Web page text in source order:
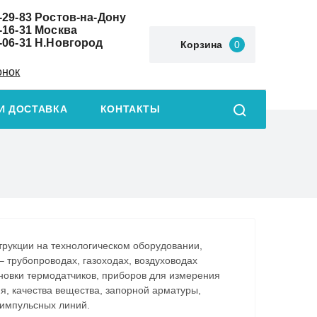
29-83Ростов-на-Дону
16-31Москва
06-31Н.Новгород Корзина 0
ДОСТАВКА КОНТАКТЫ
на технологическом оборудовании,
трубопроводах, газоходах, воздуховодах
термодатчиков, приборов для измерения
качества вещества, запорной арматуры,
линий.